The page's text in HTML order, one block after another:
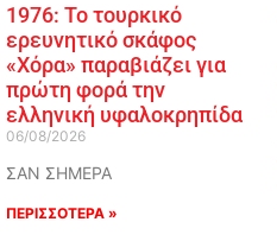
1976: Το τουρκικό
ερευνητικό σκάφος
«Χόρα» παραβιάζει για
πρώτη φορά την
ελληνική υφαλοκρηπίδα
06/08/2026
ΣΑΝ ΣΗΜΕΡΑ
ΠΕΡΙΣΣΟΤΕΡΑ »